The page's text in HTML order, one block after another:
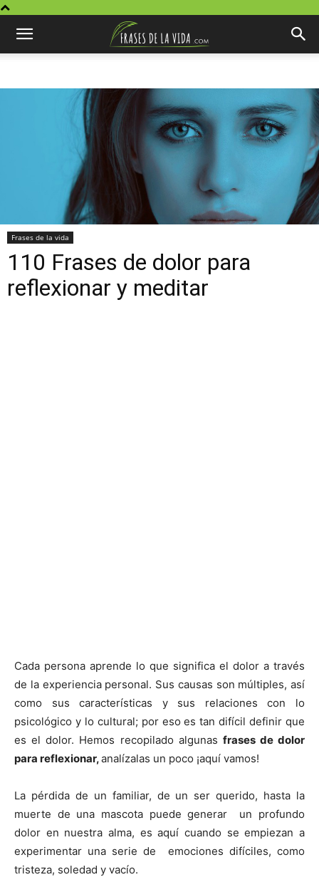
Frases de la vida
110 Frases de dolor para
reflexionar y meditar
Cada persona aprende lo que significa el dolor a través
de la experiencia personal. Sus causas son múltiples, así
como sus características y sus relaciones con lo
psicológico y lo cultural; por eso es tan difícil definir que
es el dolor. Hemos recopilado algunas frases de dolor
para reflexionar,analízalas un poco ¡aquí vamos!
La pérdida de un familiar, de un ser querido, hasta la
muerte de una mascota puede generar un profundo
dolor en nuestra alma, es aquí cuando se empiezan a
experimentar una serie de emociones difíciles, como
tristeza, soledad y vacío.